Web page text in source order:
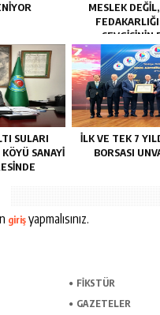
MESLEK
SEVGISININ
SULARI
SANAYİ
İLK VE TEK 7
BORSASI
girişyapmalısınız.
FİKSTÜR
GAZETELER